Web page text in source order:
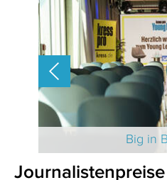
Big in
Journalistenpreise